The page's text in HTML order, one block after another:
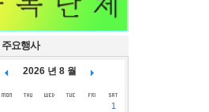
요행사
2026 년 8 월
1